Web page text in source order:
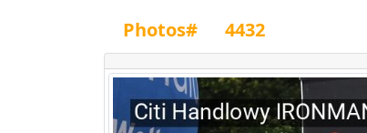
Photos# 4432